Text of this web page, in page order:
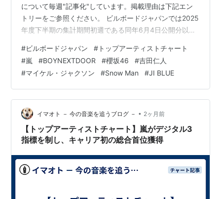
について毎週"記事化"しています。掲載理由は下記エン
トリーをご参照ください。 ビルボードジャパンでは2025
年度下半期の集計期間初週である同年6月4日公開分以
ミング指標においてリカレントルールを導入。Streaming
SongsチャートおよびStreaming Albumsチャート(後者は
未公表)を指標化する際、ソングチャートは総合100位以
内に52週、アルバムチャートでは同26週ランクインした
作品に対し、翌週以降減算処理を施しま…
#ビルボードジャパン # トップアーティストチャート
#嵐 #BOYNEXTDOOR #櫻坂46 #吉田仁人
#マイケル・ジャクソン #Snow Man #JI BLUE
イマオト － 今の音楽を追うブログ － • 2ヶ月前
【トップアーティストチャート】嵐がデジタル3
指標を制し、キャリア初の総合首位獲得